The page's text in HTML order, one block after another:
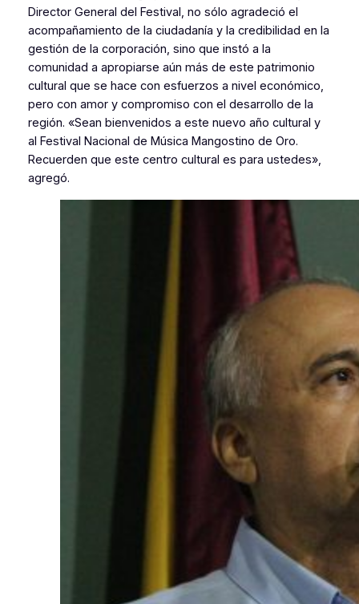
Director General del Festival, no sólo agradeció el
acompañamiento de la ciudadanía y la credibilidad en la
gestión de la corporación, sino que instó a la
comunidad a apropiarse aún más de este patrimonio
cultural que se hace con esfuerzos a nivel económico,
pero con amor y compromiso con el desarrollo de la
región. «Sean bienvenidos a este nuevo año cultural y
al Festival Nacional de Música Mangostino de Oro.
Recuerden que este centro cultural es para ustedes»,
agregó.